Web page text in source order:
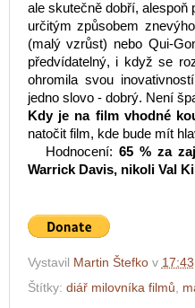
ale skutečně dobří, alespoň
určitým způsobem
(malý vzrůst) nebo Qui-
předvídatelný, i když se
ohromila svou
jedno slovo - dobrý. Není
Kdy je na film vhodné
natočit film, kde bude mít
Hodnocení: 65 % za
Warrick Davis, nikoli Val
Vystavil Martin Štefko v 17:43
Štítky: diář milovníka filmů